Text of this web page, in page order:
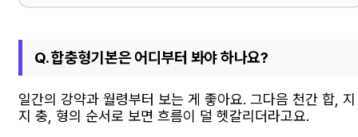
Q. 합충형기본은 어디부터 봐야 하나요?
일간의 강약과 월령부터 보는 게 좋아요. 그다음 천간 합, 지
지 충, 형의 순서로 보면 흐름이 덜 헷갈리더라고요.